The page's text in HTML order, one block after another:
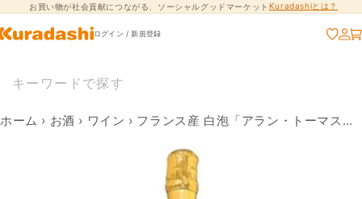
コンテンツに進
む
お買い物が社会貢献につながる、ソーシャルグッドマーケット Kuradashiとは？
ログイン / 新規登録
ホーム › お酒 › ワイン › フランス産 白泡「アラン・トーマス・ヴァン・ムスー・ブリュット」